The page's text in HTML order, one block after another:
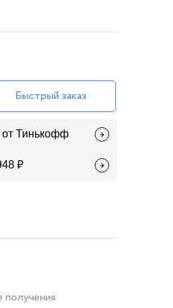
Быстрый заказ
от Тинькофф
₽
получения